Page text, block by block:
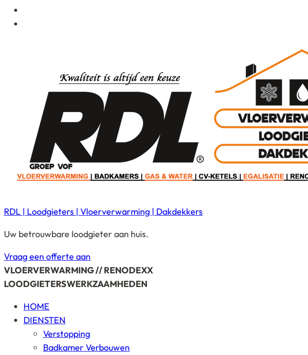
RDL | Loodgieters | Vloerverwarming | Dakdekkers
Uw betrouwbare loodgieter aan huis.
Vraag een offerte aan
VLOERVERWARMING // RENODEXX
LOODGIETERSWERKZAAMHEDEN
HOME
DIENSTEN
Verstopping
Badkamer Verbouwen